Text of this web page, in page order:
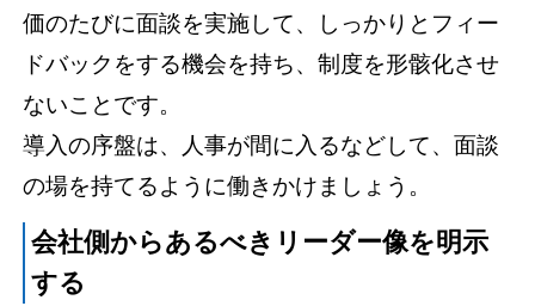
価のたびに面談を実施して、しっかりとフィー
ドバックをする機会を持ち、制度を形骸化させ
ないことです。
導入の序盤は、人事が間に入るなどして、面談
の場を持てるように働きかけましょう。
会社側からあるべきリーダー像を明示
する